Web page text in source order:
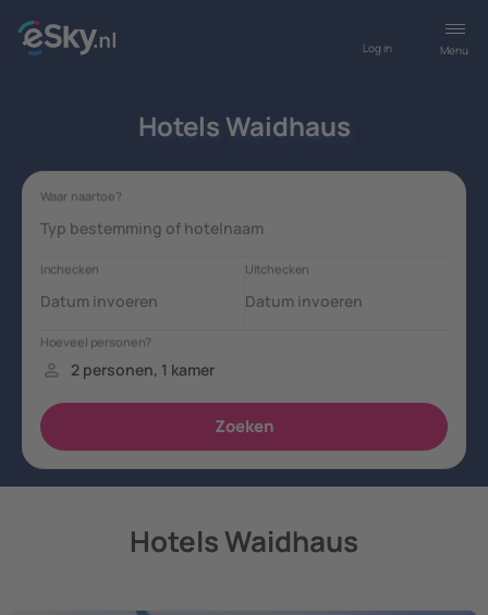
Menu
Log in
Hotels Waidhaus
Hotels Waidhaus